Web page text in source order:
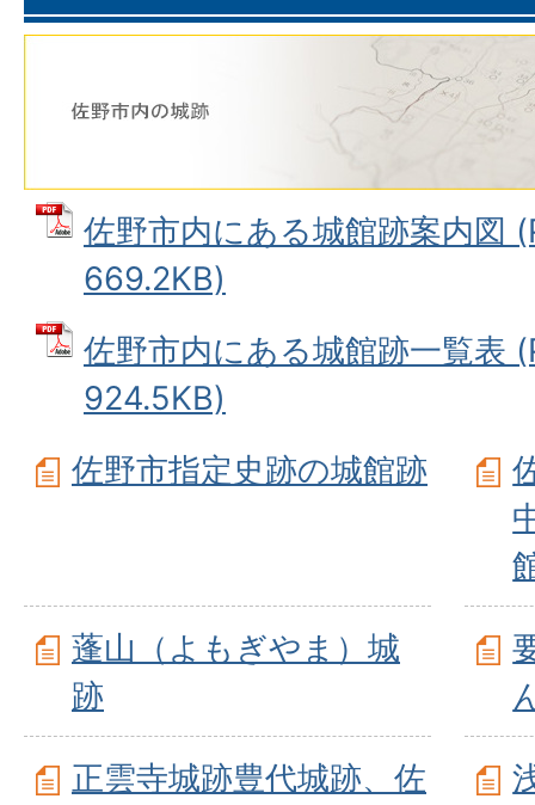
佐野市内にある城館跡案内図
669.2KB)
佐野市内にある城館跡一覧表
924.5KB)
佐野市指定史跡の城館跡
蓬山（よもぎやま）城
跡
正雲寺城跡豊代城跡、佐